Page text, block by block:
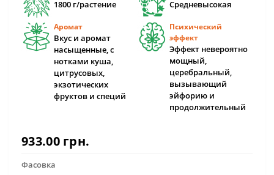
1800 г/растение Средневысокая
Аромат
Вкус и аромат
насыщенные, с
нотками куша,
цитрусовых,
экзотических
фруктов и специй
Психический
эффект
Эффект невероятно
мощный,
церебральный,
вызывающий
эйфорию и
продолжительный
933.00 грн.
Фасовка